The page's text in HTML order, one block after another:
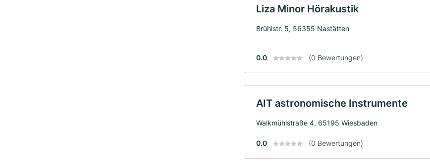
Liza Minor Hörakustik
Brühlstr. 5, 56355 Nastätten
0.0 (0 Bewertungen)
AIT astronomische Instrumente
Walkmühlstraße 4, 65195 Wiesbaden
0.0 (0 Bewertungen)